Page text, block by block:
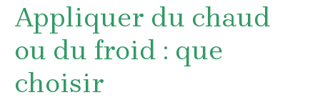
Appliquer du chaud
ou du froid : que
choisir